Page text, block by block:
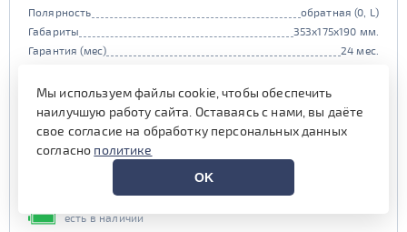
Полярность
обратная (0, L)
Габариты
353x175x190 мм.
Гарантия (мес)
24 мес.
при обмене старой АКБ
аналогичного типоразмера
18 990 руб.
есть в наличии
Мы используем файлы cookie, чтобы обеспечить
наилучшую работу сайта. Оставаясь с нами, вы даёте
свое согласие на обработку персональных данных
согласно политике
OK